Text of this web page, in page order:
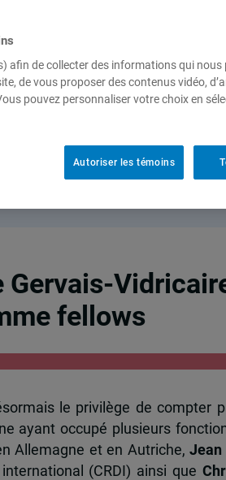
Gervais-
fellows
le privilège de compter
ayant occupé plusieurs
Allemagne et en Autriche,Jean
(CRDI) ainsi que
afin de collecter des informations qui nous
de vous proposer des contenus vidéo,
pouvez personnaliser votre choix en
Autoriser les témoins